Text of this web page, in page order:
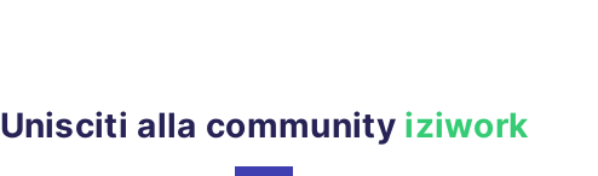
Unisciti alla community iziwork